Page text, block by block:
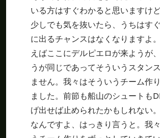
いる方はすぐわかると思いますけ
少しでも気を抜いたら、うちはす
に出るチャンスはなくなりますよ
えばここにデルピエロが来ようが
うが同じであってそういうスタン
ません。我々はそういうチーム作
ました。前節も船山のシュートも
げ出せば止められたかもしれない
なんですよ、はっきり言うと。我